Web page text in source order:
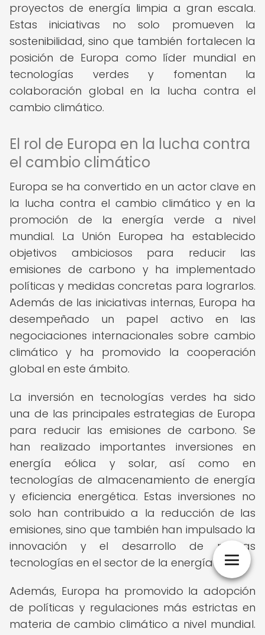
proyectos de energía limpia a gran escala.
Estas iniciativas no solo promueven la
sostenibilidad, sino que también fortalecen la
posición de Europa como líder mundial en
tecnologías verdes y fomentan la
colaboración global en la lucha contra el
cambio climático.
El rol de Europa en la lucha contra
el cambio climático
Europa se ha convertido en un actor clave en
la lucha contra el cambio climático y en la
promoción de la energía verde a nivel
mundial. La Unión Europea ha establecido
objetivos ambiciosos para reducir las
emisiones de carbono y ha implementado
políticas y medidas concretas para lograrlos.
Además de las iniciativas internas, Europa ha
desempeñado un papel activo en las
negociaciones internacionales sobre cambio
climático y ha promovido la cooperación
global en este ámbito.
La inversión en tecnologías verdes ha sido
una de las principales estrategias de Europa
para reducir las emisiones de carbono. Se
han realizado importantes inversiones en
energía eólica y solar, así como en
tecnologías de almacenamiento de energía
y eficiencia energética. Estas inversiones no
solo han contribuido a la reducción de las
emisiones, sino que también han impulsado la
innovación y el desarrollo de nuevas
tecnologías en el sector de la energía verde.
Además, Europa ha promovido la adopción
de políticas y regulaciones más estrictas en
materia de cambio climático a nivel mundial.